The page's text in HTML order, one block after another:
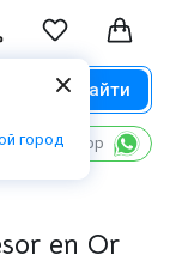
город
Найти
в WhatsApp
en Or